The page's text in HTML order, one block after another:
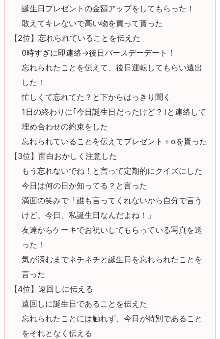
誕生日プレゼントの金額アップをしてもらった！
敢えてキレないで高い物を買って貰った
【2位】忘れられていることを伝えた
0時すぎに即連絡→後日バースデーデート！
忘れられたことを伝えて、後日運転してもらい遠出
した！
忙しくて忘れてた？と下からはっきり聞く
1日の終わりに｢今日誕生日だったけど？｣と連絡して
埋め合わせの約束をした
忘れられていることを伝えてプレゼント＋αを貰った
【3位】面白おかしく注意した
もう忘れないでね！と言って定期的にクイズにした
今日は何の日か知ってる？と言った
満面の笑みで「誰も言ってくれないから自分で言う
けど、今日、私誕生日なんだよね！」
友達からケーキでお祝いしてもらっている写真を送
った！
気が済むまでネチネチと誕生日を忘れられたことを
言った
【4位】遠回しに伝える
遠回しに誕生日であることを伝えた
忘れられたことには触れず、今日が特別であること
をそれとなく伝える